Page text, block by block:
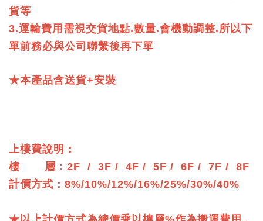
貨等
3.運輸費用需視交貨地點.數量.會機動調整.所以下
單前務必與公司聯繫後再下單
★本產品含送貨+安裝
上樓費說明：
樓 層：2F / 3F / 4F / 5F / 6F / 7F / 8F
計價方式：8%/10%/12%/16%/25%/30%/40%